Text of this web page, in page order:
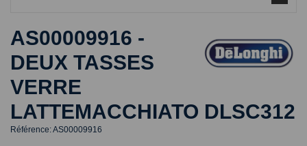
AS00009916 -
DEUX TASSES
VERRE
LATTEMACCHIATO DLSC312
Référence:AS00009916